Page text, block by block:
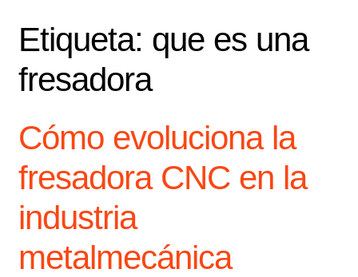
Productos
Nosotros
Etiqueta: que es una
fresadora
Cómo evoluciona la
fresadora CNC en la
industria
metalmecánica